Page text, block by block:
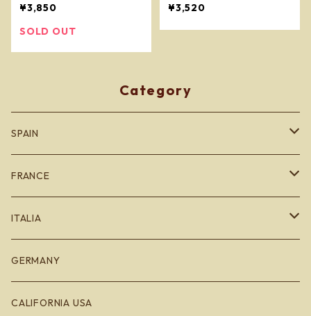
¥3,850
SOLD OUT
まうま 2023
¥3,520
Category
SPAIN
カタルーニャ地方
バスク地方
Bodegas Loli Casado
リオハ
Bodegas Loli Casado
ガリシア地方
FRANCE
ブルゴーニュ
ボルドー
ラングドッグ
ITALIA
エミリオロマーニャ
GERMANY
CALIFORNIA USA